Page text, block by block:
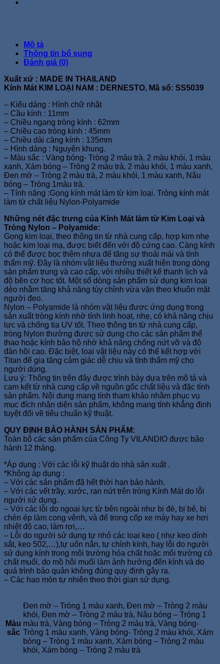
Mô tả
Thông tin bổ sung
Đánh giá (0)
Xuất xứ : MADE IN THAILAND
Kính Mát KIM LOẠI NAM : DERNESTO, Mã số: SS5039
– Kiểu dáng : Hình chữ nhật
– Cầu kính : 11mm
– Chiều ngang tròng kính : 62mm
– Chiều cao tròng kính : 45mm
– Chiều dài càng kính : 135mm
– Hình dáng : Nguyên khung.
– Màu sắc : Vàng bóng- Tròng 2 màu trà, 2 màu khói, 1 màu
xanh, Xám bóng – Tròng 2 màu trà, 2 màu khói, 1 màu xanh,
Đen mờ – Tròng 2 màu trà, 2 màu khói, 1 màu xanh, Nâu
bóng – Tròng 1màu trà.
– Tính năng :Gọng kính mát làm từ kim loại. Tròng kính mát
làm từ chất liệu Nylon-Polyamide
Những nét đặc trưng của Kính Mát làm từ Kim Loại và
Tròng Nylon – Polyamide:
Gọng kim loại, theo thông tin từ nhà cung cấp, hợp kim nhẹ
hoặc kim loại mạ, được biết đến với độ cứng cao. Càng kính
có thể được bọc thêm nhựa để tăng sự thoải mái và tính
thẩm mỹ. Đây là nhóm vật liệu thường xuất hiện trong dòng
sản phẩm trung và cao cấp, với nhiều thiết kế thanh lịch và
độ bền cơ học tốt. Một số dòng sản phẩm sử dụng kim loại
dẻo nhằm tăng khả năng tùy chỉnh vừa vặn theo khuôn mặt
người đeo.
Nylon – Polyamide là nhóm vật liệu được ứng dụng trong
sản xuất tròng kính nhờ tính linh hoạt, nhẹ, có khả năng chịu
lực và chống tia UV tốt. Theo thông tin từ nhà cung cấp,
tròng Nylon thường được sử dụng cho các sản phẩm thể
thao hoặc kính bảo hộ nhờ khả năng chống nứt vỡ và độ
đàn hồi cao. Đặc biệt, loại vật liệu này có thể kết hợp với
Titan để gia tăng cảm giác dễ chịu và tính thẩm mỹ cho
người dùng.
Lưu ý: Thông tin trên đây được trình bày dựa trên mô tả và
cam kết từ nhà cung cấp về nguồn gốc chất liệu và đặc tính
sản phẩm. Nội dung mang tính tham khảo nhằm phục vụ
mục đích nhận diện sản phẩm, không mang tính khẳng định
tuyệt đối về tiêu chuẩn kỹ thuật.
QUY ĐỊNH BẢO HÀNH SẢN PHẨM:
Toàn bộ các sản phẩm của Công Ty VILANDIO được bảo
hành 12 tháng.
*Áp dụng : Với các lỗi kỹ thuật do nhà sản xuất .
*Không áp dụng :
– Với các sản phẩm đã hết thời hạn bảo hành.
– Với các vết trầy, xước, rạn nứt trên tròng Kính Mát do lỗi
người sử dụng.
– Với các lỗi do ngoại lực từ bên ngoài như bị đè, bị bẻ, bị
chèn ép làm cong vênh, và để trong cốp xe máy hay xe hơi
nhiệt độ cao, làm rơi,…
– Lỗi do người sử dụng tự nhỏ các loại keo ( như keo dính
sắt, keo 502,…),tự uốn nắn, tự chỉnh kính, hay lỗi do người
sử dụng kính trong môi trường hóa chất hoặc môi trường có
chất muối, do mồ hôi muối làm ảnh hưởng đến kính và do
quá trình bảo quản không đúng quy định gây ra.
– Các hao mòn tự nhiên theo thời gian sử dụng.
Màu
sắc
Đen mờ – Tròng 1 màu xanh, Đen mờ – Tròng 2 màu
khói, Đen mờ – Tròng 2 màu trà, Nâu bóng – Tròng 1
màu trà, Vàng bóng – Tròng 2 màu trà, Vàng bóng-
Tròng 1 màu xanh, Vàng bóng- Tròng 2 màu khói, Xám
bóng – Tròng 1 màu xanh, Xám bóng – Tròng 2 màu
khói, Xám bóng – Tròng 2 màu trà